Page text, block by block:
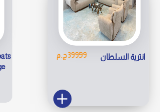
Boucle 2 Seats
16400 ج.م